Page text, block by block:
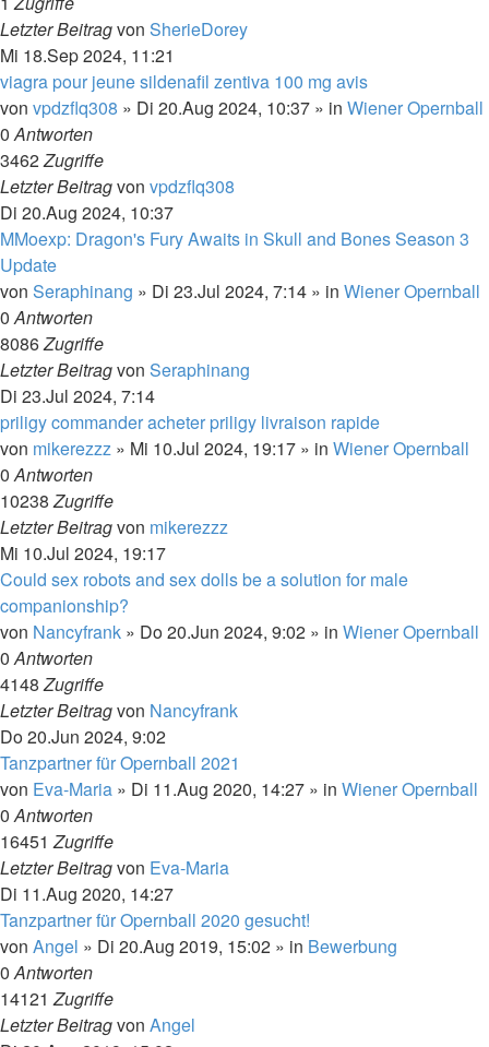
Letzter Beitragvon SherieDorey
Mi 18.Sep 2024, 11:21
viagra pour jeune sildenafil zentiva 100 mg avis
von vpdzflq308 » Di 20.Aug 2024, 10:37 » in Wiener Opernball
0Antworten
3462Zugriffe
Letzter Beitragvon vpdzflq308
Di 20.Aug 2024, 10:37
MMoexp: Dragon's Fury Awaits in Skull and Bones Season 3
Update
von Seraphinang » Di 23.Jul 2024, 7:14 » in Wiener Opernball
0Antworten
8086Zugriffe
Letzter Beitragvon Seraphinang
Di 23.Jul 2024, 7:14
priligy commander acheter priligy livraison rapide
von mikerezzz » Mi 10.Jul 2024, 19:17 » in Wiener Opernball
0Antworten
10238Zugriffe
Letzter Beitragvon mikerezzz
Mi 10.Jul 2024, 19:17
Could sex robots and sex dolls be a solution for male
companionship?
von Nancyfrank » Do 20.Jun 2024, 9:02 » in Wiener Opernball
0Antworten
4148Zugriffe
Letzter Beitragvon Nancyfrank
Do 20.Jun 2024, 9:02
Tanzpartner für Opernball 2021
von Eva-Maria » Di 11.Aug 2020, 14:27 » in Wiener Opernball
0Antworten
16451Zugriffe
Letzter Beitragvon Eva-Maria
Di 11.Aug 2020, 14:27
Tanzpartner für Opernball 2020 gesucht!
von Angel » Di 20.Aug 2019, 15:02 » in Bewerbung
0Antworten
14121Zugriffe
Letzter Beitragvon Angel